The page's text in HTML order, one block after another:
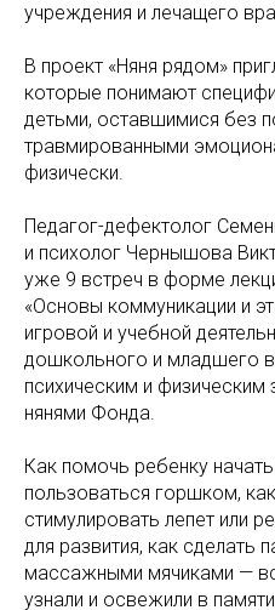
учреждения и лечащего
В проект «Няня рядом»
которые понимают
детьми, оставшимися без
травмированными
физически.
Педагог-дефектолог
и психолог Чернышова
уже 9 встреч в форме
«Основы коммуникации и
игровой и учебной
дошкольного и младшего
психическим и
нянями Фонда.
Как помочь ребенку
пользоваться горшком,
стимулировать лепет или
для развития, как сделать
массажными мячиками —
узнали и освежили в